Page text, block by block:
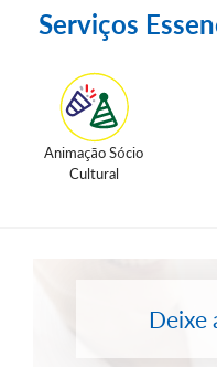
Serviços
Animação Sócio
Cultural
Deixe